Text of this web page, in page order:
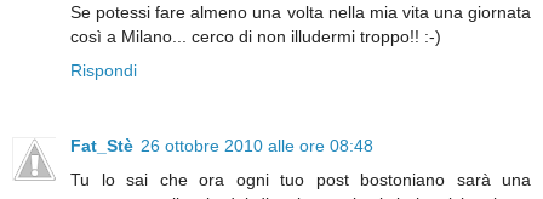
Se potessi fare almeno una volta nella mia vita una giornata
così a Milano... cerco di non illudermi troppo!! :-)
Rispondi
Fat_Stè 26 ottobre 2010 alle ore 08:48
Tu lo sai che ora ogni tuo post bostoniano sarà una